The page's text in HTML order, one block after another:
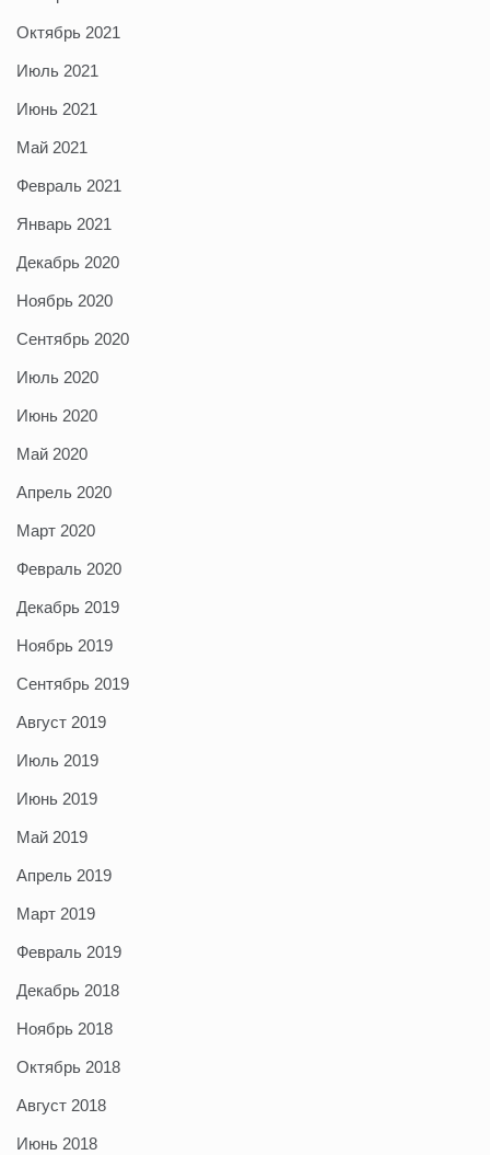
Октябрь 2021
Июль 2021
Июнь 2021
Май 2021
Февраль 2021
Январь 2021
Декабрь 2020
Ноябрь 2020
Сентябрь 2020
Июль 2020
Июнь 2020
Май 2020
Апрель 2020
Март 2020
Февраль 2020
Декабрь 2019
Ноябрь 2019
Сентябрь 2019
Август 2019
Июль 2019
Июнь 2019
Май 2019
Апрель 2019
Март 2019
Февраль 2019
Декабрь 2018
Ноябрь 2018
Октябрь 2018
Август 2018
Июнь 2018